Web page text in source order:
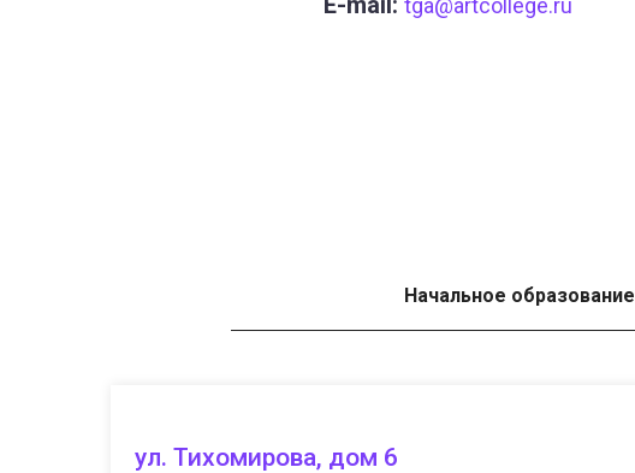
tga@artcollege.ru
Начальное образование
ул. Тихомирова, дом 6